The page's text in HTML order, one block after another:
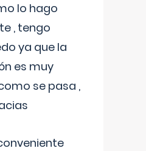
lo hago
, tengo
ya que la
es muy
se pasa ,